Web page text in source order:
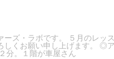
ズ・ラボです。 ５月のレッ
しくお願い申し上げます。
分。１階が車屋さん